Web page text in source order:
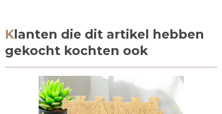
Klanten die dit artikel hebben
gekocht kochten ook